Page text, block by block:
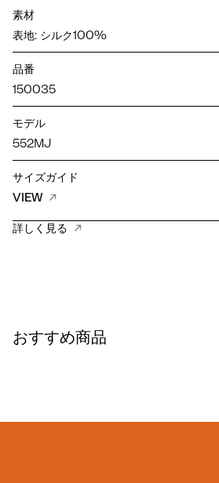
素材
表地: シルク100%
品番
150035
モデル
552MJ
サイズガイド
VIEW
詳しく見る
おすすめ商品